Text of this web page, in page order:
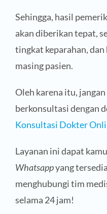
Sehingga, hasil
akan diberikan tepat,
tingkat keparahan,
masing pasien.
Oleh karena itu,
berkonsultasi dengan
Konsultasi Dokter
Layanan ini dapat
Whatsappyang
menghubungi tim
selama 24 jam!